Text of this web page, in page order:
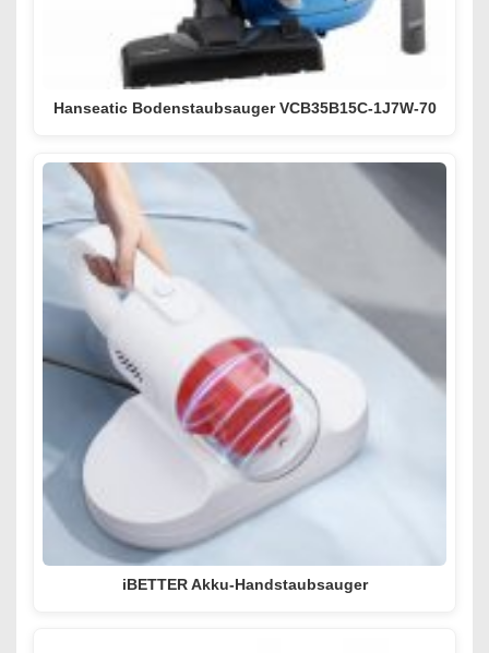
Hanseatic Bodenstaubsauger VCB35B15C-1J7W-70
iBETTER Akku-Handstaubsauger